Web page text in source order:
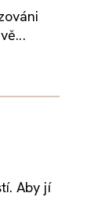
Aby jí